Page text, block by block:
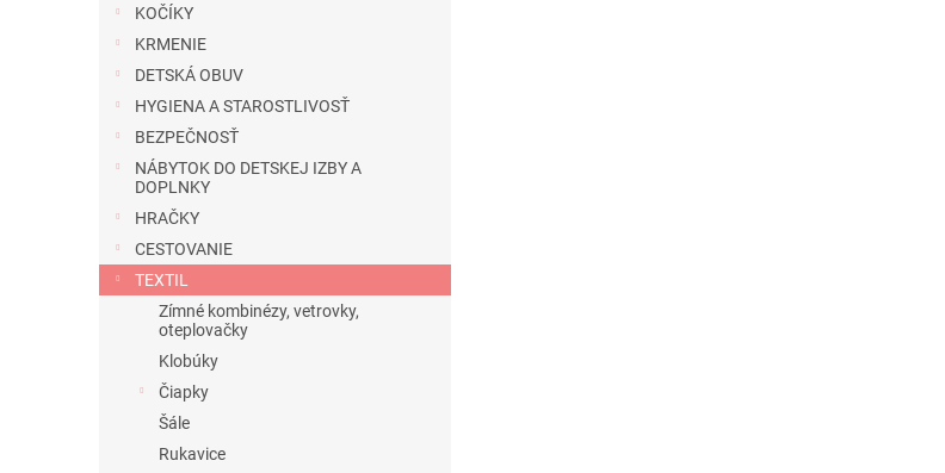
KOČÍKY
KRMENIE
DETSKÁ OBUV
HYGIENA A STAROSTLIVOSŤ
BEZPEČNOSŤ
NÁBYTOK DO DETSKEJ IZBY A
DOPLNKY
HRAČKY
CESTOVANIE
TEXTIL
Zímné kombinézy, vetrovky,
oteplovačky
Klobúky
Čiapky
Šále
Rukavice